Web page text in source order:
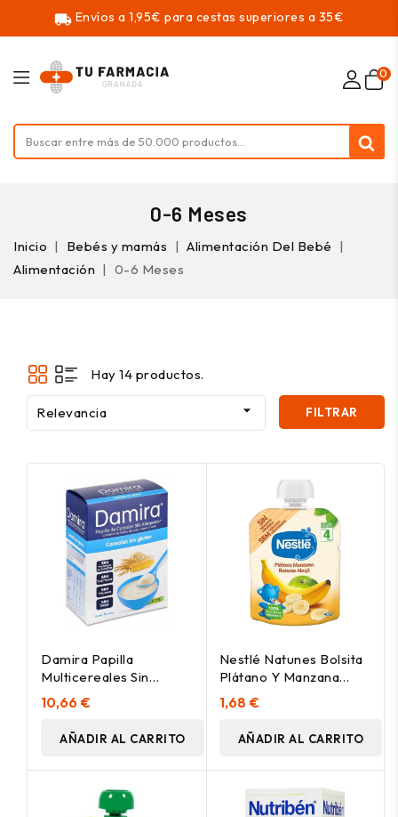
local_shipping Envíos a 1,95€ para cestas superiores a 35€
0
0-6 Meses
Inicio Bebés y mamás
Alimentación Del Bebé
Alimentación
0-6 Meses
Hay 14 productos.
Relevancia  FILTRAR
Damira Papilla
Multicereales Sin
Gluten, 600 G
10,66 €
AÑADIR AL CARRITO
Nestlé Natunes Bolsita
Plátano Y Manzana
90G
1,68 €
AÑADIR AL CARRITO